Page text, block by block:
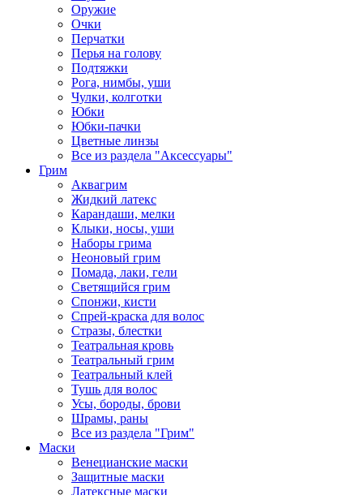
Оружие
Очки
Перчатки
Перья на голову
Подтяжки
Рога, нимбы, уши
Чулки, колготки
Юбки
Юбки-пачки
Цветные линзы
Все из раздела "Аксессуары"
Грим
Аквагрим
Жидкий латекс
Карандаши, мелки
Клыки, носы, уши
Наборы грима
Неоновый грим
Помада, лаки, гели
Светящийся грим
Спонжи, кисти
Спрей-краска для волос
Стразы, блестки
Театральная кровь
Театральный грим
Театральный клей
Тушь для волос
Усы, бороды, брови
Шрамы, раны
Все из раздела "Грим"
Маски
Венецианские маски
Защитные маски
Латексные маски